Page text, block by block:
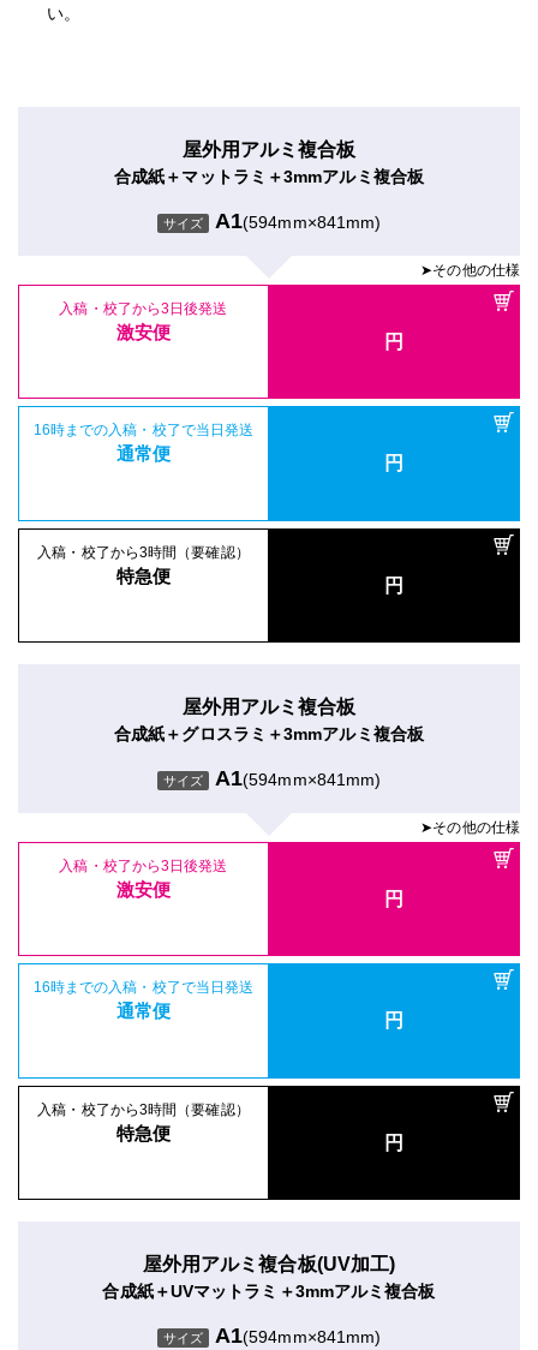
い。
屋外用アルミ複合板
合成紙＋マットラミ＋3mmアルミ複合板
サイズ A1(594mm×841mm)
➤その他の仕様
入稿・校了から3日後発送
激安便 円
16時までの入稿・校了で当日発送
通常便 円
入稿・校了から3時間（要確認）
特急便 円
屋外用アルミ複合板
合成紙＋グロスラミ＋3mmアルミ複合板
サイズ A1(594mm×841mm)
➤その他の仕様
入稿・校了から3日後発送
激安便 円
16時までの入稿・校了で当日発送
通常便 円
入稿・校了から3時間（要確認）
特急便 円
屋外用アルミ複合板(UV加工)
合成紙＋UVマットラミ＋3mmアルミ複合板
サイズ A1(594mm×841mm)